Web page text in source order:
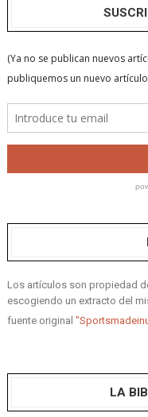
Los artículos son propiedad
escogiendo un extracto del
fuente original
LA